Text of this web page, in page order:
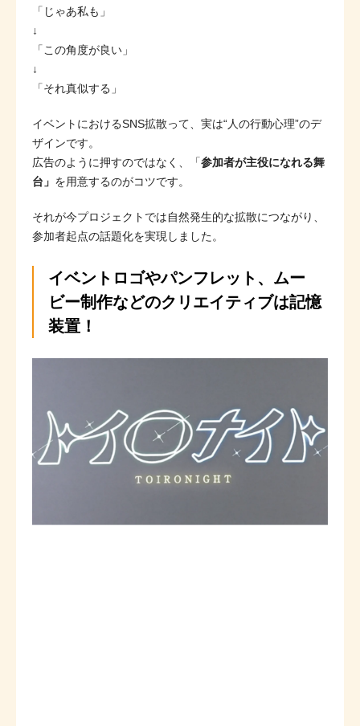
「じゃあ私も」
↓
「この角度が良い」
↓
「それ真似する」
イベントにおけるSNS拡散って、実は“人の行動心理”のデ
ザインです。
広告のように押すのではなく、「参加者が主役になれる舞
台」 を用意するのがコツです。
それが今プロジェクトでは自然発生的な拡散につながり、
参加者起点の話題化を実現しました。
イベントロゴやパンフレット、ムー
ビー制作などのクリエイティブは記憶
装置！